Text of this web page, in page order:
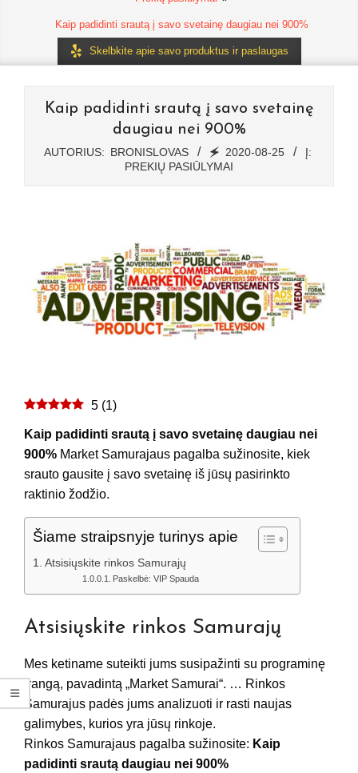
Kaip padidinti srautą į savo svetainę daugiau nei 900%
Skelbkite apie savo produktus ir paslaugas
Kaip padidinti srautą į savo svetainę
daugiau nei 900%
AUTORIUS: BRONISLOVAS 🗲 2020-08-25
Į:
PREKIŲ PASIŪLYMAI
5 (1)
Kaip padidinti srautą į savo svetainę daugiau nei
900% Market Samurajaus pagalba sužinosite, kiek
srauto gausite į savo svetainę iš jūsų pasirinkto
raktinio žodžio.
Šiame straipsnyje turinys apie
Atsisiųskite rinkos Samurajų
Paskelbė: VIP Spauda
Atsisiųskite rinkos Samurajų
Mes ketiname suteikti jums susipažinti su programinę
įrangą, pavadintą „Market Samurai“. … Rinkos
Samurajus padės jums analizuoti ir rasti naujas
galimybes, kurios yra jūsų rinkoje.
Rinkos Samurajaus pagalba sužinosite: Kaip
padidinti srautą daugiau nei 900%